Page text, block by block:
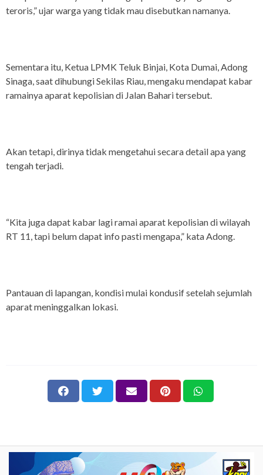
teroris,” ujar warga yang tidak mau disebutkan namanya.
Sementara itu, Ketua LPMK Teluk Binjai, Kota Dumai, Adong
Sinaga, saat dihubungi Sekilas Riau, mengaku mendapat kabar
ramainya aparat kepolisian di Jalan Bahari tersebut.
Akan tetapi, dirinya tidak mengetahui secara detail apa yang
tengah terjadi.
“Kita juga dapat kabar lagi ramai aparat kepolisian di wilayah
RT 11, tapi belum dapat info pasti mengapa,” kata Adong.
Pantauan di lapangan, kondisi mulai kondusif setelah sejumlah
aparat meninggalkan lokasi.